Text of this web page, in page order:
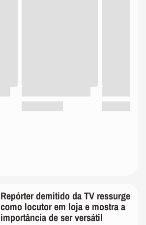
Repórter demitido da TV ressurge
como locutor em loja e mostra a
importância de ser versátil